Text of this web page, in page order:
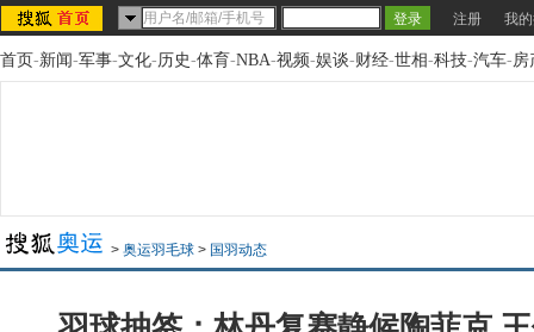
注册 我
首页-新闻-军事-文化-历史-体育-NBA-视频-娱谈-财经-世相-科技-汽车-房
> 奥运羽毛球 > 国羽动态